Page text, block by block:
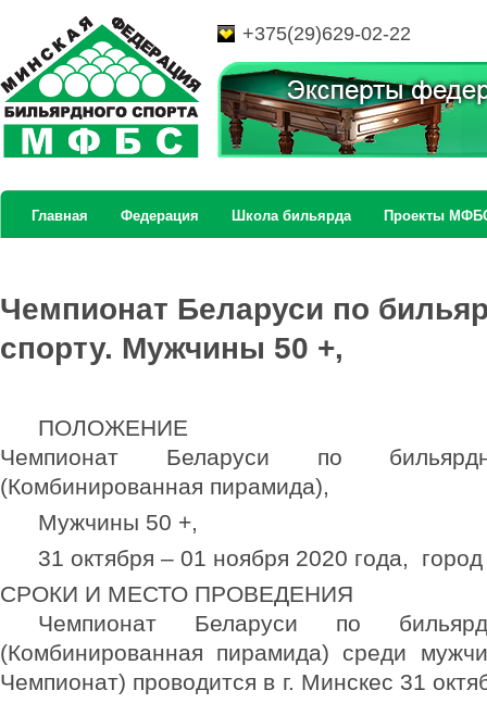
+375(29)629-02-22
Главная Федерация Школа бильярда Проекты
Чемпионат Беларуси по
спорту. Мужчины 50 +,
ПОЛОЖЕНИЕ
Чемпионат Беларуси по
(Комбинированная пирамида),
Мужчины 50 +,
31 октября – 01 ноября 2020 года,
СРОКИ И МЕСТО ПРОВЕДЕНИЯ
Чемпионат Беларуси по
(Комбинированная пирамида) среди
Чемпионат) проводится в г. Минскес 31